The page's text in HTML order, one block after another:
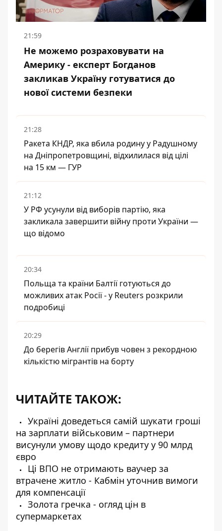
21:59
Не можемо розраховувати на
Америку - експерт Богданов
закликав Україну готуватися до
нової системи безпеки
21:28
Ракета КНДР, яка вбила родину у Радушному
на Дніпропетровщині, відхилилася від цілі
на 15 км — ГУР
21:12
У РФ усунули від виборів партію, яка
закликала завершити війну проти України —
що відомо
20:34
Польща та країни Балтії готуються до
можливих атак Росії - у Reuters розкрили
подробиці
20:29
До берегів Англії прибув човен з рекордною
кількістю мігрантів на борту
ЧИТАЙТЕ ТАКОЖ:
Україні доведеться самій шукати гроші
на зарплати військовим – партнери
висунули умову щодо кредиту у 90 млрд
євро
Ці ВПО не отримають ваучер за
втрачене житло - Кабмін уточнив вимоги
для компенсації
Золота гречка - огляд цін в
супермаркетах